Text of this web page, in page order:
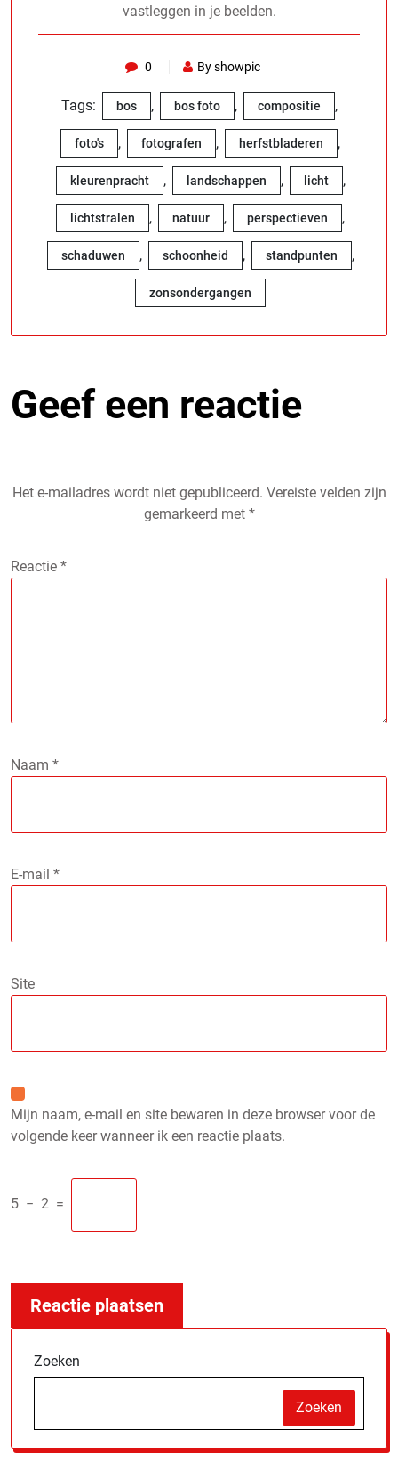
vastleggen in je beelden.
0 By showpic
Tags: bos , bos foto , compositie ,
foto's , fotografen , herfstbladeren ,
kleurenpracht , landschappen , licht ,
lichtstralen , natuur , perspectieven ,
schaduwen , schoonheid , standpunten ,
zonsondergangen
Geef een reactie
Het e-mailadres wordt niet gepubliceerd. Vereiste velden zijn
gemarkeerd met *
Reactie *
Naam *
E-mail *
Site
Mijn naam, e-mail en site bewaren in deze browser voor de
volgende keer wanneer ik een reactie plaats.
5 − 2 =
Zoeken
Zoeken